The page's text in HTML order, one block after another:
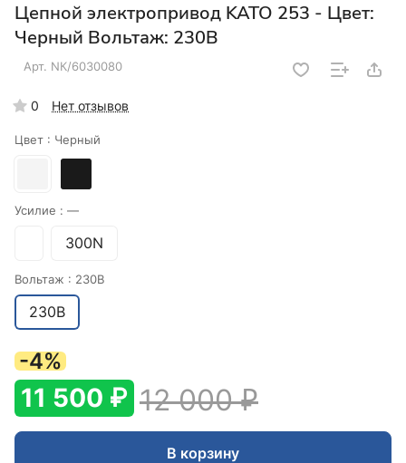
Цепной электропривод KATO 253 - Цвет:
Черный Вольтаж: 230В
Арт. NК/6030080
0 Нет отзывов
Цвет : Черный
Усилие : —
300N
Вольтаж : 230В
230В
-4%
11 500 ₽ 12 000 ₽
В корзину